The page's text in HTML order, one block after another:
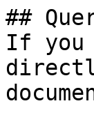
##
If you